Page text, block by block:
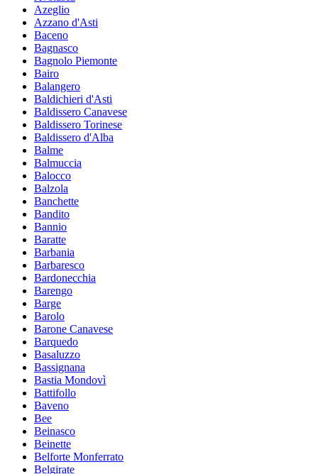
Azeglio
Azzano d'Asti
Baceno
Bagnasco
Bagnolo Piemonte
Bairo
Balangero
Baldichieri d'Asti
Baldissero Canavese
Baldissero Torinese
Baldissero d'Alba
Balme
Balmuccia
Balocco
Balzola
Banchette
Bandito
Bannio
Baratte
Barbania
Barbaresco
Bardonecchia
Barengo
Barge
Barolo
Barone Canavese
Barquedo
Basaluzzo
Bassignana
Bastia Mondovì
Battifollo
Baveno
Bee
Beinasco
Beinette
Belforte Monferrato
Belgirate